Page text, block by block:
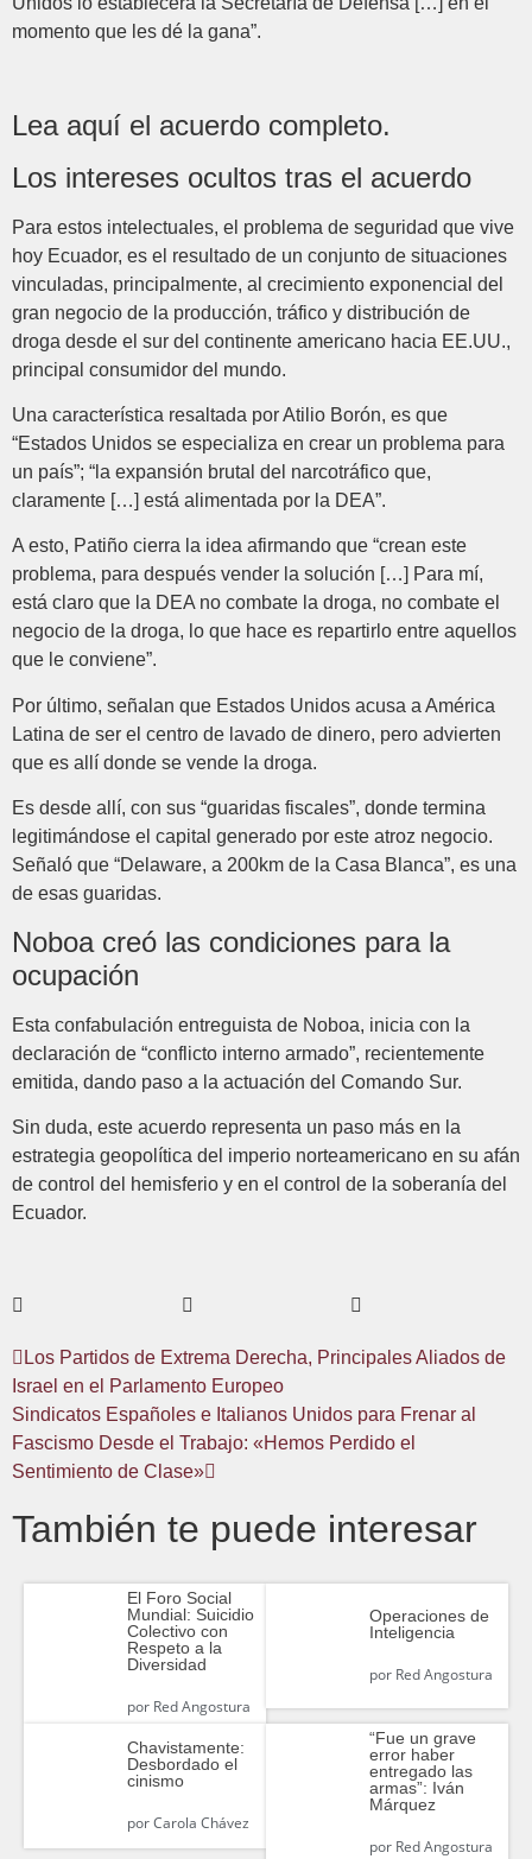
momento que les dé la gana”.
Lea aquí el acuerdo completo.
Los intereses ocultos tras el acuerdo
Para estos intelectuales, el problema de seguridad que vive
hoy Ecuador, es el resultado de un conjunto de situaciones
vinculadas, principalmente, al crecimiento exponencial del
gran negocio de la producción, tráfico y distribución de
droga desde el sur del continente americano hacia EE.UU.,
principal consumidor del mundo.
Una característica resaltada por Atilio Borón, es que
“Estados Unidos se especializa en crear un problema para
un país”; “la expansión brutal del narcotráfico que,
claramente […] está alimentada por la DEA”.
A esto, Patiño cierra la idea afirmando que “crean este
problema, para después vender la solución […] Para mí,
está claro que la DEA no combate la droga, no combate el
negocio de la droga, lo que hace es repartirlo entre aquellos
que le conviene”.
Por último, señalan que Estados Unidos acusa a América
Latina de ser el centro de lavado de dinero, pero advierten
que es allí donde se vende la droga.
Es desde allí, con sus “guaridas fiscales”, donde termina
legitimándose el capital generado por este atroz negocio.
Señaló que “Delaware, a 200km de la Casa Blanca”, es una
de esas guaridas.
Noboa creó las condiciones para la
ocupación
Esta confabulación entreguista de Noboa, inicia con la
declaración de “conflicto interno armado”, recientemente
emitida, dando paso a la actuación del Comando Sur.
Sin duda, este acuerdo representa un paso más en la
estrategia geopolítica del imperio norteamericano en su afán
de control del hemisferio y en el control de la soberanía del
Ecuador.
Los Partidos de Extrema Derecha, Principales Aliados de
Israel en el Parlamento Europeo
Sindicatos Españoles e Italianos Unidos para Frenar al
Fascismo Desde el Trabajo: «Hemos Perdido el
Sentimiento de Clase»
También te puede interesar
El Foro Social
Mundial: Suicidio
Colectivo con
Respeto a la
Diversidad
porRed Angostura
Operaciones de
Inteligencia
porRed Angostura
Chavistamente:
Desbordado el
cinismo
porCarola Chávez
“Fue un grave
error haber
entregado las
armas”: Iván
Márquez
porRed Angostura